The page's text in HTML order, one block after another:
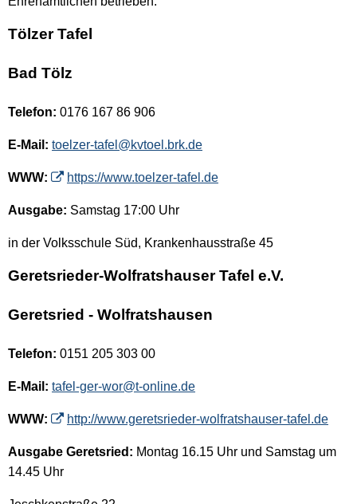
Tölzer Tafel
Bad Tölz
Telefon: 0176 167 86 906
E-Mail: toelzer-tafel@kvtoel.brk.de
WWW: https://www.toelzer-tafel.de
Ausgabe: Samstag 17:00 Uhr
in der Volksschule Süd, Krankenhausstraße 45
Geretsrieder-Wolfratshauser Tafel e.V.
Geretsried - Wolfratshausen
Telefon: 0151 205 303 00
E-Mail: tafel-ger-wor@t-online.de
WWW: http://www.geretsrieder-wolfratshauser-tafel.de
Ausgabe Geretsried: Montag 16.15 Uhr und Samstag um
14.45 Uhr